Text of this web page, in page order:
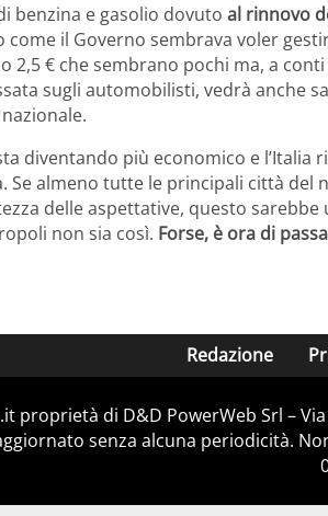
benzina e gasolio dovuto al rinnovo
il Governo sembrava voler
2,5 € che sembrano pochi ma, a
sugli automobilisti, vedrà anche
diventando più economico e l’Italia
Se almeno tutte le principali città del
delle aspettative, questo sarebbe
non sia così. Forse, è ora di
Redazione
di D&D PowerWeb Srl –
senza alcuna periodicità.